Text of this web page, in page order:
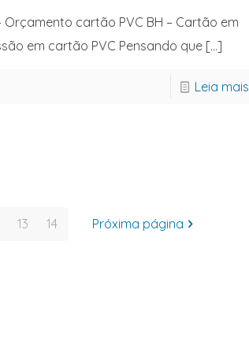
cartão PVC BH – Cartão em
em cartão PVC Pensando que[…]
Leia mais
13 14 Próxima página